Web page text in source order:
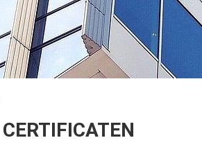
CERTIFICATEN